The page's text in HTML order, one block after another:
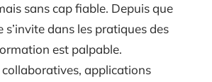
sans cap fiable. Depuis que
s’invite dans les pratiques des
est palpable.
applications